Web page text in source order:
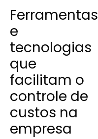
Ferramentas
e
tecnologias
que
facilitam o
controle de
custos na
empresa